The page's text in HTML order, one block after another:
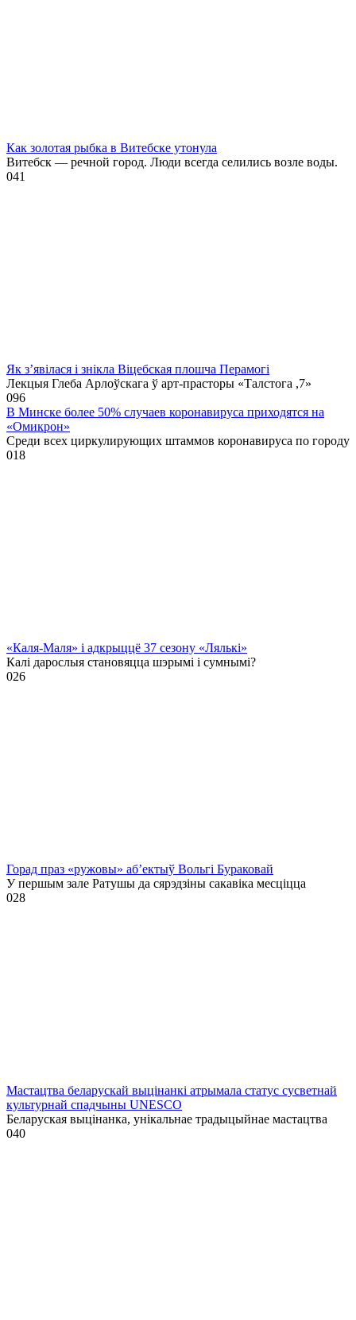
Как золотая рыбка в Витебске утонула
Витебск — речной город. Люди всегда селились возле воды.
041
Як з’явілася і знікла Віцебская плошча Перамогі
Лекцыя Глеба Арлоўскага ў арт-прасторы «Талстога ,7»
096
В Минске более 50% случаев коронавируса приходятся на
«Омикрон»
Среди всех циркулирующих штаммов коронавируса по городу
018
«Каля-Маля» і адкрыццё 37 сезону «Лялькі»
Калі дарослыя становяцца шэрымі і сумнымі?
026
Горад праз «ружовы» аб’ектыў Вольгі Бураковай
У першым зале Ратушы да сярэдзіны сакавіка месціцца
028
Мастацтва беларускай выцінанкі атрымала статус сусветнай
культурнай спадчыны UNESCO
Беларуская выцінанка, унікальнае традыцыйнае мастацтва
040